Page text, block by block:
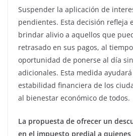
Suspender la aplicación de
pendientes. Esta decisión refleja
brindar alivio a aquellos que
retrasado en sus pagos, al
oportunidad de ponerse al día
adicionales. Esta medida
estabilidad financiera de los
al bienestar económico de todos.
La propuesta de ofrecer un
en el impuesto predial a